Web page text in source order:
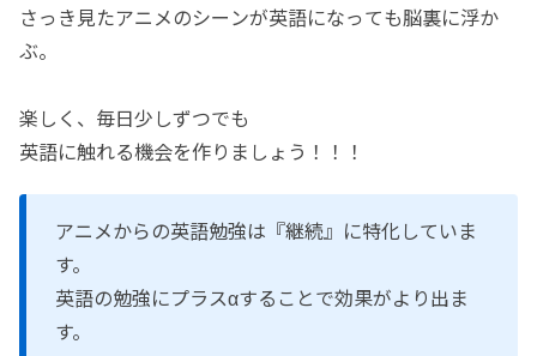
さっき見たアニメのシーンが英語になっても脳裏に浮か
ぶ。
楽しく、毎日少しずつでも
英語に触れる機会を作りましょう！！！
アニメからの英語勉強は『継続』に特化していま
す。
英語の勉強にプラスαすることで効果がより出ま
す。